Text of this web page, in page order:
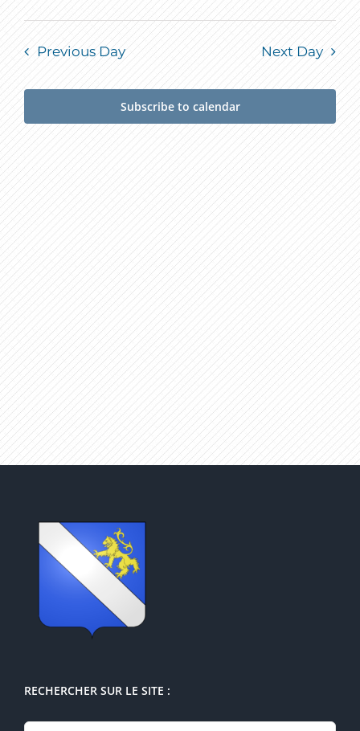
Previous Day Next Day
Subscribe to calendar
RECHERCHER SUR LE SITE :